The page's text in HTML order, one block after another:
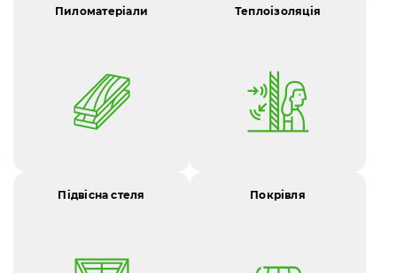
Пиломатеріали Теплоізоляція
Підвісна стеля Покрівля